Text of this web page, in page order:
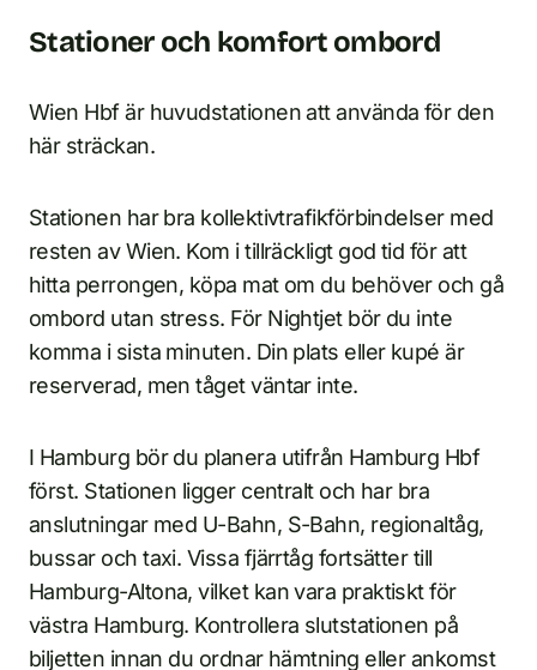
Stationer och komfort ombord
Wien Hbf är huvudstationen att använda för den
här sträckan.
Stationen har bra kollektivtrafikförbindelser med
resten av Wien. Kom i tillräckligt god tid för att
hitta perrongen, köpa mat om du behöver och gå
ombord utan stress. För Nightjet bör du inte
komma i sista minuten. Din plats eller kupé är
reserverad, men tåget väntar inte.
I Hamburg bör du planera utifrån Hamburg Hbf
först. Stationen ligger centralt och har bra
anslutningar med U-Bahn, S-Bahn, regionaltåg,
bussar och taxi. Vissa fjärrtåg fortsätter till
Hamburg-Altona, vilket kan vara praktiskt för
västra Hamburg. Kontrollera slutstationen på
biljetten innan du ordnar hämtning eller ankomst